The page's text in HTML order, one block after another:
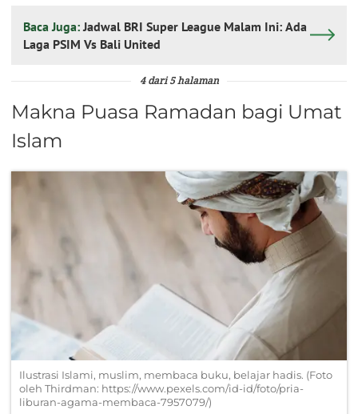
Baca Juga: Jadwal BRI Super League Malam Ini: Ada
Laga PSIM Vs Bali United
4 dari 5 halaman
Makna Puasa Ramadan bagi Umat
Islam
Ilustrasi Islami, muslim, membaca buku, belajar hadis. (Foto
oleh Thirdman: https://www.pexels.com/id-id/foto/pria-
liburan-agama-membaca-7957079/)